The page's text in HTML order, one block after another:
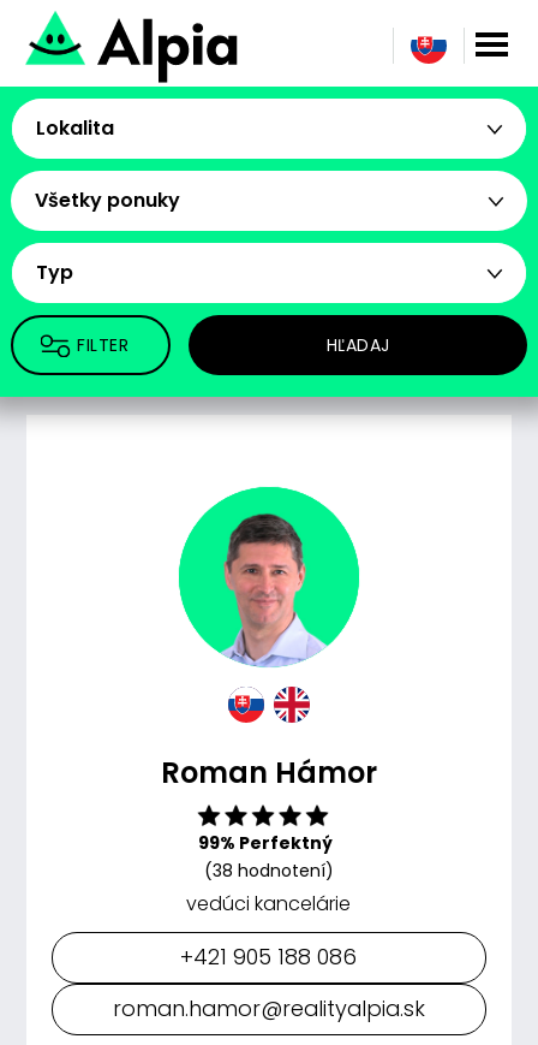
Lokalita
Všetky ponuky
Typ
FILTER HĽADAJ
Roman Hámor
99% Perfektný
(38 hodnotení)
vedúci kancelárie
+421 905 188 086
roman.hamor@realityalpia.sk